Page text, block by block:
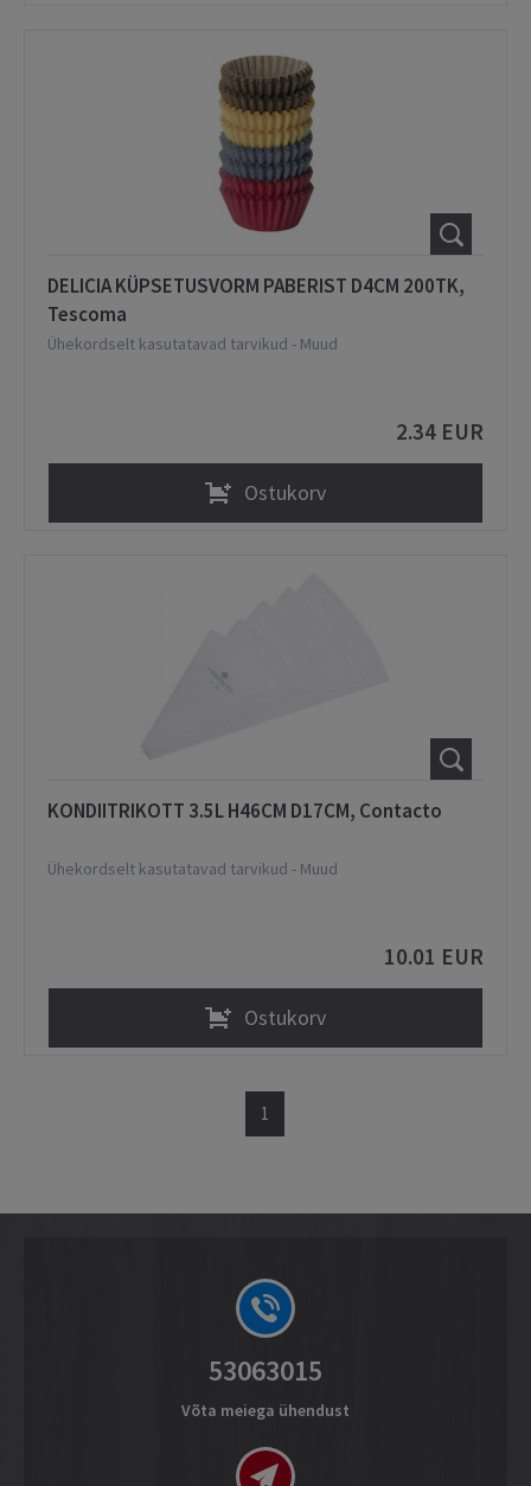
DELICIA KÜPSETUSVORM PABERIST D4CM 200TK,
Tescoma
Ühekordselt kasutatavad tarvikud - Muud
2.34 EUR
Ostukorv
KONDIITRIKOTT 3.5L H46CM D17CM, Contacto
Ühekordselt kasutatavad tarvikud - Muud
10.01 EUR
Ostukorv
1
53063015
Võta meiega ühendust